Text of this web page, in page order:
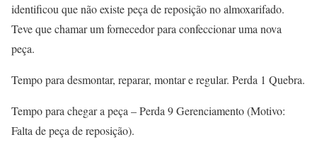
identificou que não existe peça de reposição no almoxarifado.
Teve que chamar um fornecedor para confeccionar uma nova
peça.
Tempo para desmontar, reparar, montar e regular. Perda 1 Quebra.
Tempo para chegar a peça – Perda 9 Gerenciamento (Motivo:
Falta de peça de reposição).